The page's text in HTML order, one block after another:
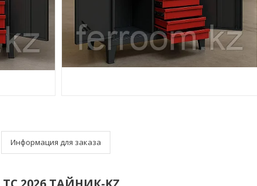
Информация для заказа